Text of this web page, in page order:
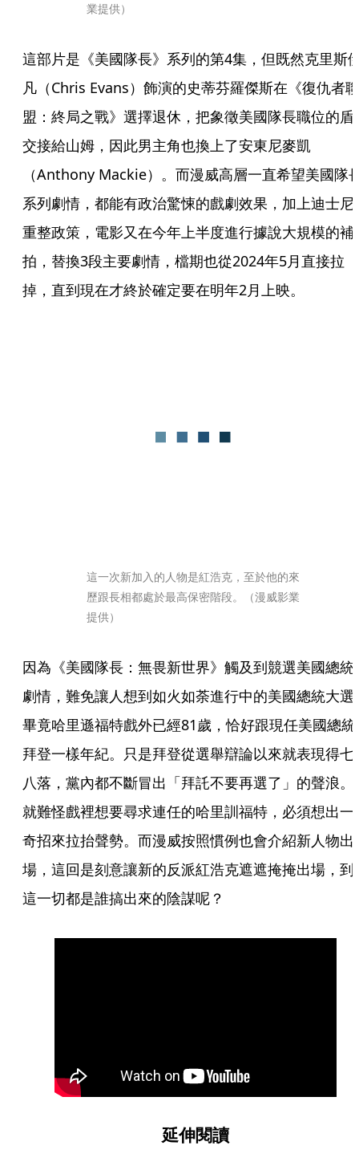
業提供）
這部片是《美國隊長》系列的第4集，但既然克里斯
凡（Chris Evans）飾演的史蒂芬羅傑斯在《復仇者聯
盟：終局之戰》選擇退休，把象徵美國隊長職位的盾
交接給山姆，因此男主角也換上了安東尼麥凱
（Anthony Mackie）。而漫威高層一直希望美國隊
系列劇情，都能有政治驚悚的戲劇效果，加上迪士尼
重整政策，電影又在今年上半度進行據說大規模的補
拍，替換3段主要劇情，檔期也從2024年5月直接拉
掉，直到現在才終於確定要在明年2月上映。
這一次新加入的人物是紅浩克，至於他的來
歷跟長相都處於最高保密階段。（漫威影業
提供）
因為《美國隊長：無畏新世界》觸及到競選美國總統
劇情，難免讓人想到如火如荼進行中的美國總統大選
畢竟哈里遜福特戲外已經81歲，恰好跟現任美國總統
拜登一樣年紀。只是拜登從選舉辯論以來就表現得七
八落，黨內都不斷冒出「拜託不要再選了」的聲浪。
就難怪戲裡想要尋求連任的哈里訓福特，必須想出一
奇招來拉抬聲勢。而漫威按照慣例也會介紹新人物出
場，這回是刻意讓新的反派紅浩克遮遮掩掩出場，到
這一切都是誰搞出來的陰謀呢？
延伸閱讀